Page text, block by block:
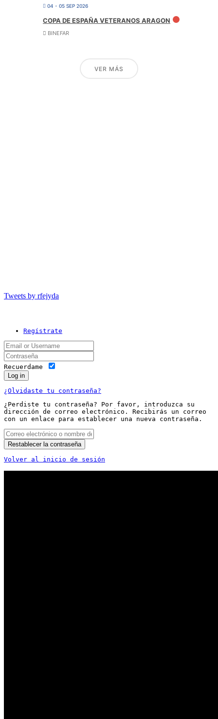
04 - 05 SEP 2026
COPA DE ESPAÑA VETERANOS ARAGON
BINEFAR
VER MÁS
Tweets by rfejyda
Regístrate
Recuerdame
Log in
¿Olvidaste tu contraseña?
¿Perdiste tu contraseña? Por favor, introduzca su
dirección de correo electrónico. Recibirás un correo
con un enlace para establecer una nueva contraseña.
Restablecer la contraseña
Volver al inicio de sesión